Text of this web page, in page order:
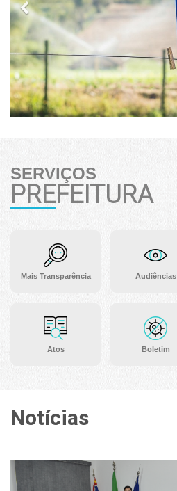
Previous
SERVIÇOS
PREFEITURA
Mais Transparência
Atos
Audiências
Boletim
Notícias